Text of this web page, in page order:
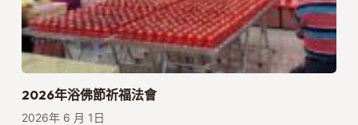
2026年浴佛節祈福法會
2026年 6 月 1日